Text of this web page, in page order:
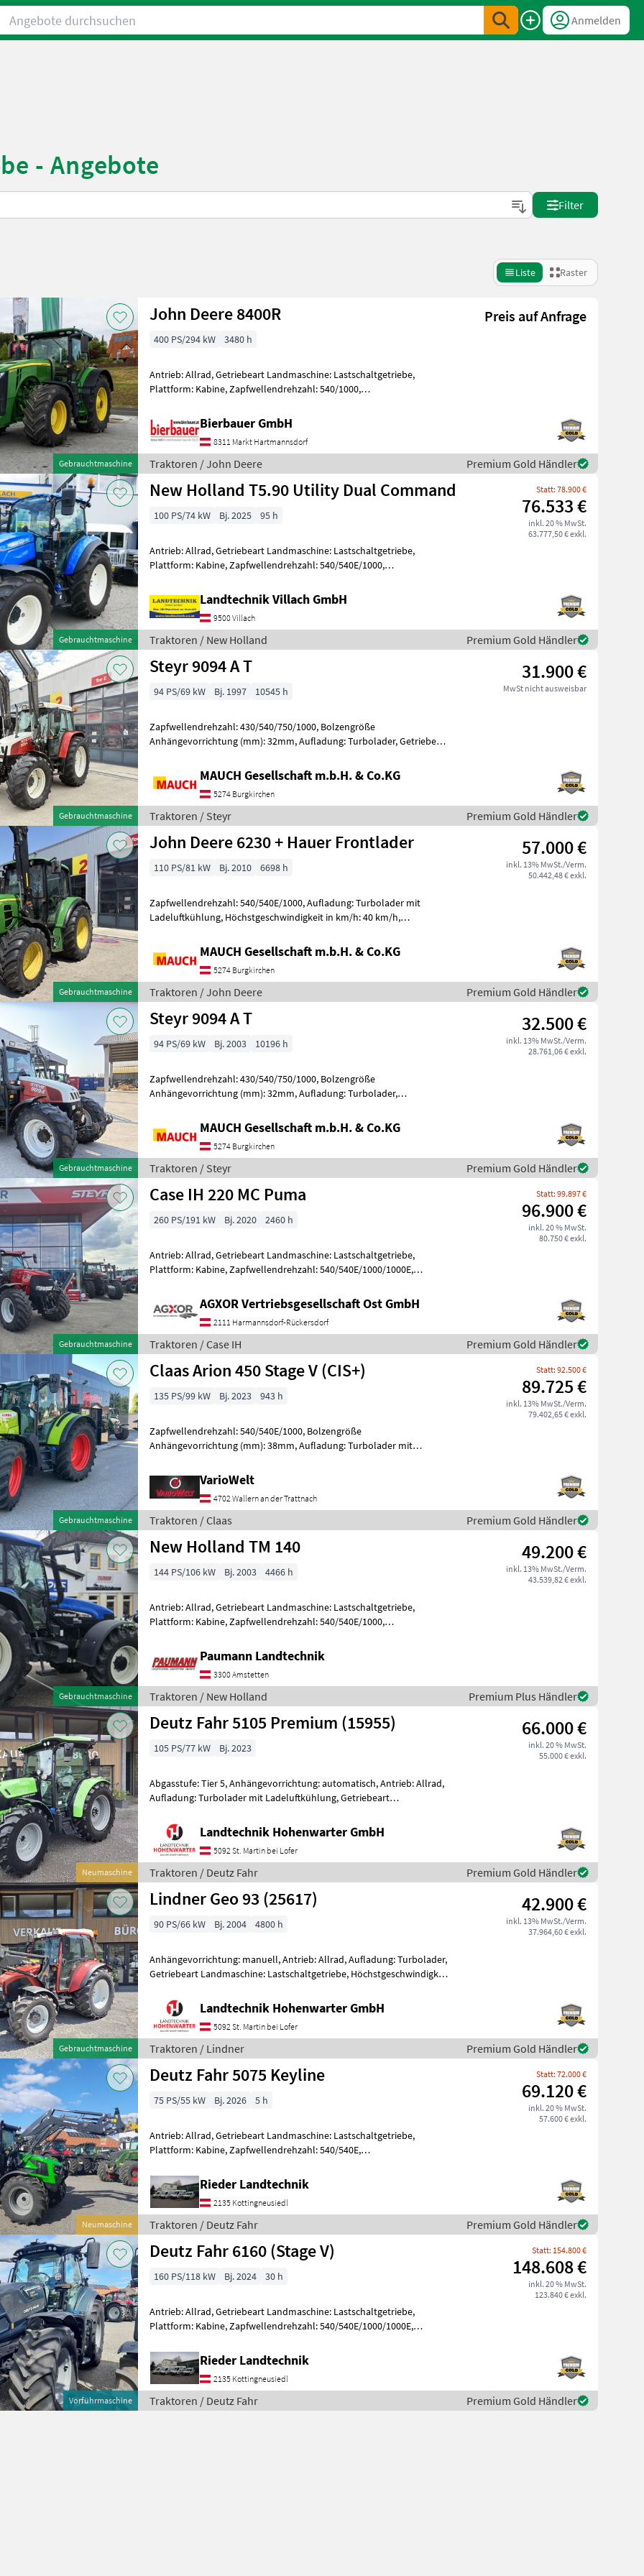
Angebote durchsuchen
Anmelden
- Angebote
Filter
Liste Raster
Gebrauchtmaschine
John Deere 8400R Preis auf Anfrage
400 PS/294 kW 3480 h
Antrieb: Allrad, Getriebeart Landmaschine: Lastschaltgetriebe,
Plattform: Kabine, Zapfwellendrehzahl: 540/1000,
Bierbauer GmbH
8311 Markt Hartmannsdorf
Traktoren / John Deere Premium Gold Händler
Gebrauchtmaschine
New Holland T5.90 Utility Dual Command Statt: 78.900 €
76.533 €
inkl. 20 % MwSt.
63.777,50 € exkl.
100 PS/74 kW Bj. 2025 95 h
Antrieb: Allrad, Getriebeart Landmaschine: Lastschaltgetriebe,
Plattform: Kabine, Zapfwellendrehzahl: 540/540E/1000,
Landtechnik Villach GmbH
9500 Villach
Traktoren / New Holland Premium Gold Händler
Gebrauchtmaschine
Steyr 9094 A T 31.900 €
MwSt nicht ausweisbar
94 PS/69 kW Bj. 1997 10545 h
Zapfwellendrehzahl: 430/540/750/1000, Bolzengröße
Anhängevorrichtung (mm): 32mm, Aufladung: Turbolader, Getriebeart
MAUCH Gesellschaft m.b.H. & Co.KG
5274 Burgkirchen
Traktoren / Steyr Premium Gold Händler
Gebrauchtmaschine
John Deere 6230 + Hauer Frontlader 57.000 €
inkl. 13% MwSt./Verm.
50.442,48 € exkl.
110 PS/81 kW Bj. 2010 6698 h
Zapfwellendrehzahl: 540/540E/1000, Aufladung: Turbolader mit
Ladeluftkühlung, Höchstgeschwindigkeit in km/h: 40 km/h,
MAUCH Gesellschaft m.b.H. & Co.KG
5274 Burgkirchen
Traktoren / John Deere Premium Gold Händler
Gebrauchtmaschine
Steyr 9094 A T 32.500 €
inkl. 13% MwSt./Verm.
28.761,06 € exkl.
94 PS/69 kW Bj. 2003 10196 h
Zapfwellendrehzahl: 430/540/750/1000, Bolzengröße
Anhängevorrichtung (mm): 32mm, Aufladung: Turbolader,
MAUCH Gesellschaft m.b.H. & Co.KG
5274 Burgkirchen
Traktoren / Steyr Premium Gold Händler
Gebrauchtmaschine
Case IH 220 MC Puma Statt: 99.897 €
96.900 €
inkl. 20 % MwSt.
80.750 € exkl.
260 PS/191 kW Bj. 2020 2460 h
Antrieb: Allrad, Getriebeart Landmaschine: Lastschaltgetriebe,
Plattform: Kabine, Zapfwellendrehzahl: 540/540E/1000/1000E,
AGXOR Vertriebsgesellschaft Ost GmbH
2111 Harmannsdorf-Rückersdorf
Traktoren / Case IH Premium Gold Händler
Gebrauchtmaschine
Claas Arion 450 Stage V (CIS+) Statt: 92.500 €
89.725 €
inkl. 13% MwSt./Verm.
79.402,65 € exkl.
135 PS/99 kW Bj. 2023 943 h
Zapfwellendrehzahl: 540/540E/1000, Bolzengröße
Anhängevorrichtung (mm): 38mm, Aufladung: Turbolader mit
VarioWelt
4702 Wallern an der Trattnach
Traktoren / Claas Premium Gold Händler
Gebrauchtmaschine
New Holland TM 140 49.200 €
inkl. 13% MwSt./Verm.
43.539,82 € exkl.
144 PS/106 kW Bj. 2003 4466 h
Antrieb: Allrad, Getriebeart Landmaschine: Lastschaltgetriebe,
Plattform: Kabine, Zapfwellendrehzahl: 540/540E/1000,
Paumann Landtechnik
3300 Amstetten
Traktoren / New Holland Premium Plus Händler
Neumaschine
Deutz Fahr 5105 Premium (15955) 66.000 €
inkl. 20 % MwSt.
55.000 € exkl.
105 PS/77 kW Bj. 2023
Abgasstufe: Tier 5, Anhängevorrichtung: automatisch, Antrieb: Allrad,
Aufladung: Turbolader mit Ladeluftkühlung, Getriebeart
Landtechnik Hohenwarter GmbH
5092 St. Martin bei Lofer
Traktoren / Deutz Fahr Premium Gold Händler
Gebrauchtmaschine
Lindner Geo 93 (25617) 42.900 €
inkl. 13% MwSt./Verm.
37.964,60 € exkl.
90 PS/66 kW Bj. 2004 4800 h
Anhängevorrichtung: manuell, Antrieb: Allrad, Aufladung: Turbolader,
Getriebeart Landmaschine: Lastschaltgetriebe, Höchstgeschwindigkeit
Landtechnik Hohenwarter GmbH
5092 St. Martin bei Lofer
Traktoren / Lindner Premium Gold Händler
Neumaschine
Deutz Fahr 5075 Keyline Statt: 72.000 €
69.120 €
inkl. 20 % MwSt.
57.600 € exkl.
75 PS/55 kW Bj. 2026 5 h
Antrieb: Allrad, Getriebeart Landmaschine: Lastschaltgetriebe,
Plattform: Kabine, Zapfwellendrehzahl: 540/540E,
Rieder Landtechnik
2135 Kottingneusiedl
Traktoren / Deutz Fahr Premium Gold Händler
Vorführmaschine
Deutz Fahr 6160 (Stage V) Statt: 154.800 €
148.608 €
inkl. 20 % MwSt.
123.840 € exkl.
160 PS/118 kW Bj. 2024 30 h
Antrieb: Allrad, Getriebeart Landmaschine: Lastschaltgetriebe,
Plattform: Kabine, Zapfwellendrehzahl: 540/540E/1000/1000E,
Rieder Landtechnik
2135 Kottingneusiedl
Traktoren / Deutz Fahr Premium Gold Händler